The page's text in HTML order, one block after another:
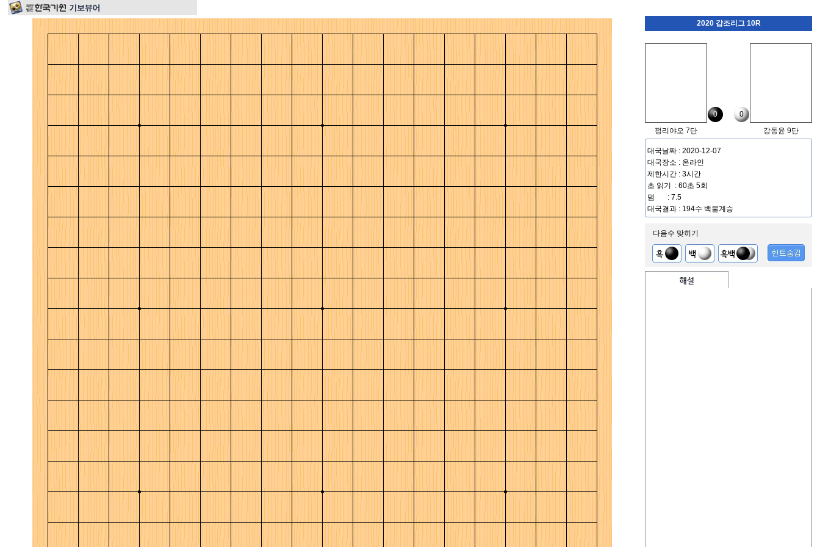
2020 갑조리그 10R
0
0
펑리야오 7단
강동윤 9단
대국날짜 : 2020-12-07
대국장소 : 온라인
제한시간 : 3시간
초 읽기 : 60초 5회
덤 : 7.5
대국결과 : 194수 백불계승
다음수 맞히기